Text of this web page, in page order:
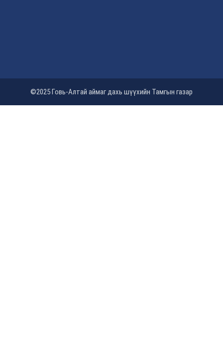
©2025 Говь-Алтай аймаг дахь шүүхийн Тамгын газар